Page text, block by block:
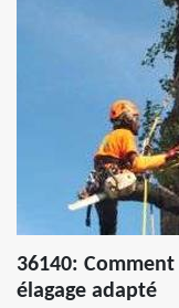
36140:
élagage adapté